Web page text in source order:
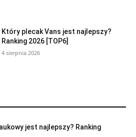
Który plecak Vans jest najlepszy?
Ranking 2026 [TOP6]
4 sierpnia 2026
jest najlepszy? Ranking